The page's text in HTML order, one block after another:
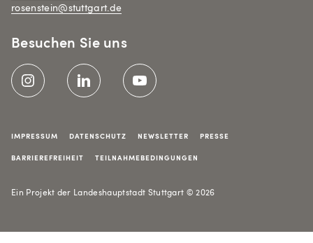
rosenstein@stuttgart.de
Besuchen Sie uns
Meta-Navigation
IMPRESSUM DATENSCHUTZ NEWSLETTER PRESSE
BARRIEREFREIHEIT TEILNAHMEBEDINGUNGEN
Ein Projekt der Landeshauptstadt Stuttgart © 2026